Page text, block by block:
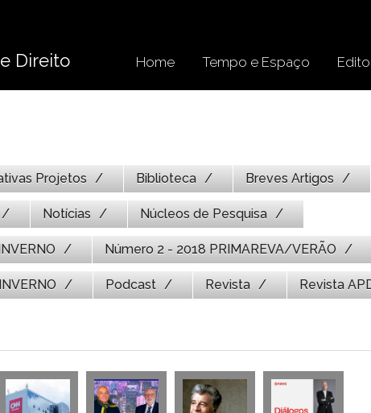
Direito Home Tempo e Espaço
Projetos Biblioteca Breves Artigos
Notícias Núcleos de Pesquisa
Número 2 - 2018 PRIMAREVA/VERÃO
Podcast Revista Revista